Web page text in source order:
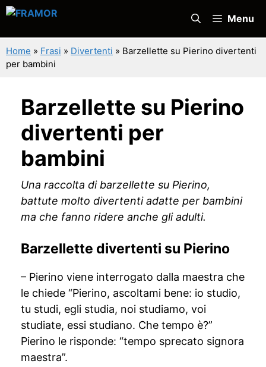
Vai
contenuto
Menu
Home » Frasi » Divertenti » Barzellette su Pierino divertenti
per bambini
Barzellette su Pierino
divertenti per
bambini
Una raccolta di barzellette su Pierino,
battute molto divertenti adatte per bambini
ma che fanno ridere anche gli adulti.
Barzellette divertenti su Pierino
– Pierino viene interrogato dalla maestra che
le chiede “Pierino, ascoltami bene: io studio,
tu studi, egli studia, noi studiamo, voi
studiate, essi studiano. Che tempo è?”
Pierino le risponde: “tempo sprecato signora
maestra”.